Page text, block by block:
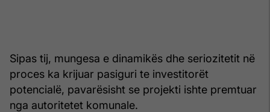
Sipas tij, mungesa e dinamikës dhe seriozitetit në
proces ka krijuar pasiguri te investitorët
potencialë, pavarësisht se projekti ishte premtuar
nga autoritetet komunale.